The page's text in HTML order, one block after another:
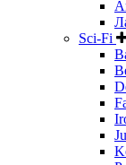
Sci-Fi